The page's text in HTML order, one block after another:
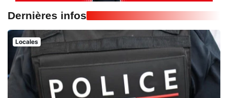
Dernières infos
Locales